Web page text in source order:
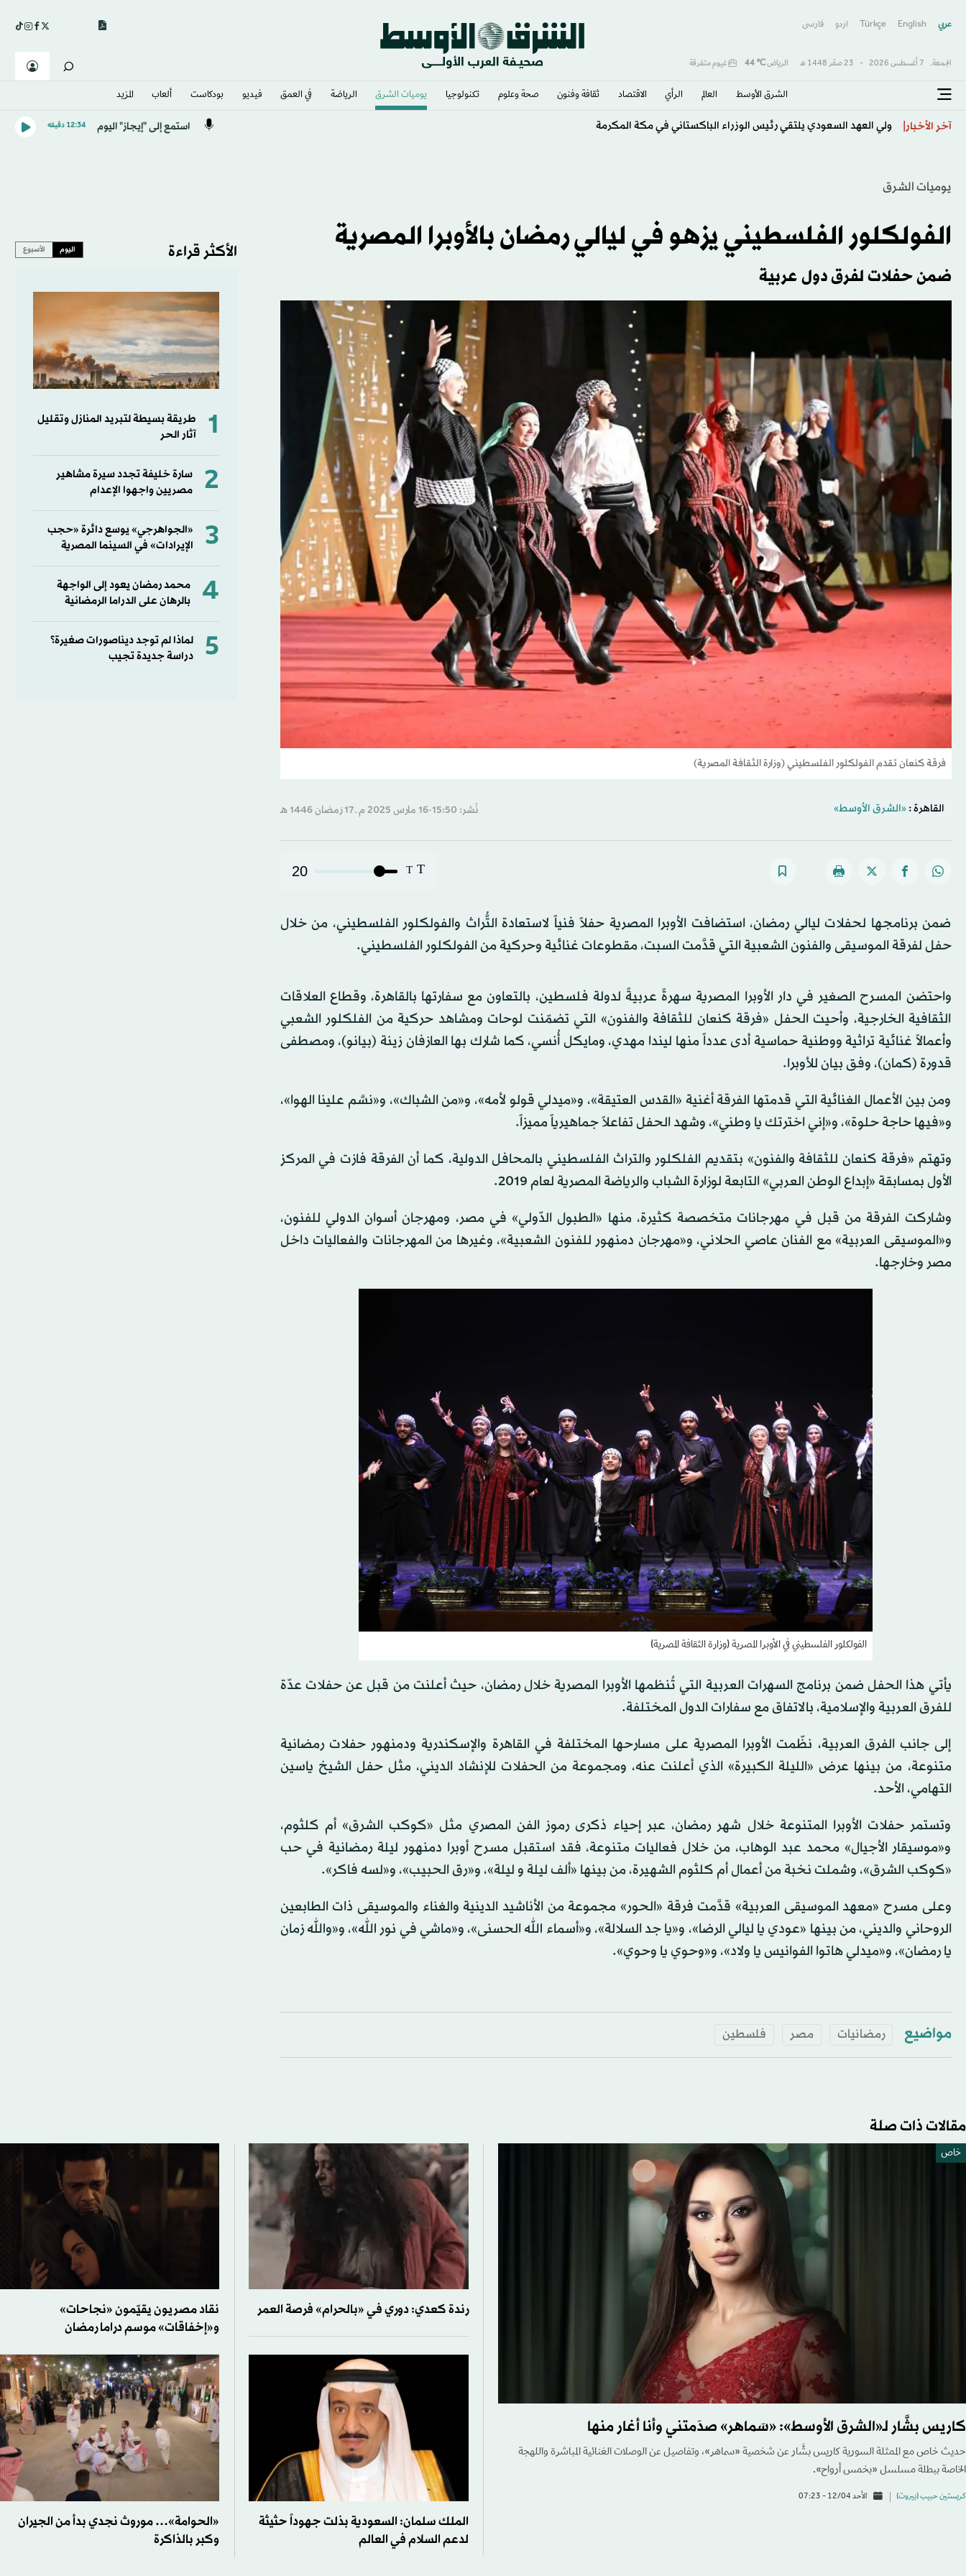
عربي English
Türkçe اردو فارسى
الجمعة, 7 أغسطس 2026 - 23 صفَر 1448 هـ الرياض℃
44 غيوم متفرقة
الشرق الأوسط​ العالم الرأي الاقتصاد ثقافة وفنون صحة وعلوم تكنولوجيا يوميات الشرق​ الرياضة في العمق فيديو بودكاست ألعاب المزيد
آخر الأخبار ولي العهد السعودي يلتقي رئيس الوزراء الباكستاني في مكة المكرمة استمع إلى "إيجاز" اليوم 12:34 دقيقه
يوميات الشرق
الفولكلور الفلسطيني يزهو في ليالي رمضان بالأوبرا المصرية
ضمن حفلات لفرق دول عربية
فرقة كنعان تقدم الفولكلور الفلسطيني (وزارة الثقافة المصرية)
القاهرة : «الشرق الأوسط» نُشر: 15:50-16 مارس 2025 م ـ 17 رَمضان 1446 هـ
T
T
20
ضمن برنامجها لحفلات ليالي رمضان، استضافت الأوبرا المصرية حفلاً فنياً لاستعادة التُّراث والفولكلور الفلسطيني، من خلال
حفل لفرقة الموسيقى والفنون الشعبية التي قدَّمت السبت، مقطوعات غنائية وحركية من الفولكلور الفلسطيني.
واحتضن المسرح الصغير في دار الأوبرا المصرية سهرةً عربيةً لدولة فلسطين، بالتعاون مع سفارتها بالقاهرة، وقطاع العلاقات
الثقافية الخارجية، وأحيت الحفل «فرقة كنعان للثقافة والفنون» التي تضمّنت لوحات ومشاهد حركية من الفلكلور الشعبي
وأعمالاً غنائية تراثية ووطنية حماسية أدى عدداً منها ليندا مهدي، ومايكل أُنسي، كما شارك بها العازفان زينة (بيانو)، ومصطفى
قدورة (كمان)، وفق بيان للأوبرا.
ومن بين الأعمال الغنائية التي قدمتها الفرقة أغنية «القدس العتيقة»، و«ميدلي قولو لأمه»، و«من الشباك»، و«نسَّم علينا الهوا»،
و«فيها حاجة حلوة»، و«إني اخترتك يا وطني»، وشهد الحفل تفاعلاً جماهيرياً مميزاً.
وتهتم «فرقة كنعان للثقافة والفنون» بتقديم الفلكلور والتراث الفلسطيني بالمحافل الدولية، كما أن الفرقة فازت في المركز
الأول بمسابقة «إبداع الوطن العربي» التابعة لوزارة الشباب والرياضة المصرية لعام 2019.
وشاركت الفرقة من قبل في مهرجانات متخصصة كثيرة، منها «الطبول الدّولي» في مصر، ومهرجان أسوان الدولي للفنون،
و«الموسيقى العربية» مع الفنان عاصي الحلاني، و«مهرجان دمنهور للفنون الشعبية»، وغيرها من المهرجانات والفعاليات داخل
مصر وخارجها.
الفولكلور الفلسطيني في الأوبرا المصرية (وزارة الثقافة المصرية)
يأتي هذا الحفل ضمن برنامج السهرات العربية التي تُنظمها الأوبرا المصرية خلال رمضان، حيث أعلنت من قبل عن حفلات عدّة
للفرق العربية والإسلامية، بالاتفاق مع سفارات الدول المختلفة.
إلى جانب الفرق العربية، نظّمت الأوبرا المصرية على مسارحها المختلفة في القاهرة والإسكندرية ودمنهور حفلات رمضانية
متنوعة، من بينها عرض «الليلة الكبيرة» الذي أعلنت عنه، ومجموعة من الحفلات للإنشاد الديني، مثل حفل الشيخ ياسين
التهامي، الأحد.
وتستمر حفلات الأوبرا المتنوعة خلال شهر رمضان، عبر إحياء ذكرى رموز الفن المصري مثل «كوكب الشرق» أم كلثوم،
و«موسيقار الأجيال» محمد عبد الوهاب، من خلال فعاليات متنوعة، فقد استقبل مسرح أوبرا دمنهور ليلة رمضانية في حب
«كوكب الشرق»، وشملت نخبة من أعمال أم كلثوم الشهيرة، من بينها «ألف ليلة و ليلة»، و«رق الحبيب»، و«لسه فاكر».
وعلى مسرح «معهد الموسيقى العربية» قدَّمت فرقة «الحور» مجموعة من الأناشيد الدينية والغناء والموسيقى ذات الطابعين
الروحاني والديني، من بينها «عودي يا ليالي الرضا»، و«يا جد السلالة»، و«أسماء الله الحسنى»، و«ماشي في نور الله»، و«والله زمان
يا رمضان»، و«ميدلي هاتوا الفوانيس يا ولاد»، و«وحوي يا وحوي».
مواضيع رمضانيات مصر فلسطين
الأكثر قراءة اليوم الأسبوع
1
طريقة بسيطة لتبريد المنازل وتقليل
آثار الحر
2
سارة خليفة تجدد سيرة مشاهير
مصريين واجهوا الإعدام
3
«الجواهرجي» يوسع دائرة «حجب
الإيرادات» في السينما المصرية
4
محمد رمضان يعود إلى الواجهة
بالرهان على الدراما الرمضانية
5
لماذا لم توجد ديناصورات صغيرة؟
دراسة جديدة تجيب
مقالات ذات صلة
خاص
كاريس بشَّار لـ«الشرق الأوسط»: «سَماهر» صدَمتني وأنا أغار منها
حديث خاص مع الممثلة السورية كاريس بشَّار عن شخصية «سماهر»، وتفاصيل عن الوصلات الغنائية المباشرة واللهجة
الخاصة ببطلة مسلسل «بخمس أرواح».
كريستين حبيب (بيروت) الأحد 12/04 - 07:23
رندة كعدي: دوري في «بالحرام» فرصة العمر
نقاد مصريون يقيّمون «نجاحات»
و«إخفاقات» موسم دراما رمضان
الملك سلمان: السعودية بذلت جهوداً حثيثة
لدعم السلام في العالم
«الحوامة»… موروث نجدي بدأ من الجيران
وكبر بالذاكرة